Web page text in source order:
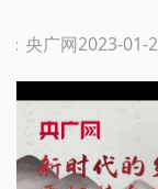
2023-01-
：央广网